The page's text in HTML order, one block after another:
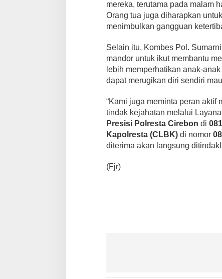
mereka, terutama pada malam
Orang tua juga diharapkan
menimbulkan gangguan
Selain itu, Kombes Pol.
mandor untuk ikut membantu
lebih memperhatikan anak-
dapat merugikan diri sendiri
“Kami juga meminta peran aktif
tindak kejahatan melalui
Presisi Polresta Cirebon di
Kapolresta (CLBK)di nomor
diterima akan langsung
(Fjr)